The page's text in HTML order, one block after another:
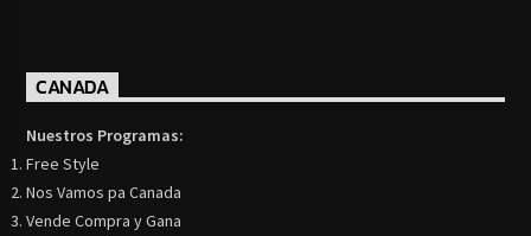
CANADA
Nuestros Programas:
Free Style
Nos Vamos pa Canada
Vende Compra y Gana